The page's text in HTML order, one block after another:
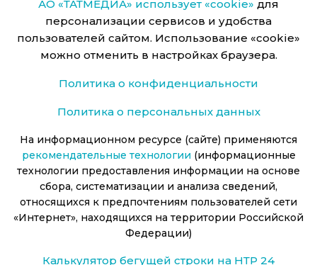
АО «ТАТМЕДИА» использует «cookie» для
персонализации сервисов и удобства
пользователей сайтом. Использование «cookie»
можно отменить в настройках браузера.
Политика о конфиденциальности
Политика о персональных данных
На информационном ресурсе (сайте) применяются
рекомендательные технологии (информационные
технологии предоставления информации на основе
сбора, систематизации и анализа сведений,
относящихся к предпочтениям пользователей сети
«Интернет», находящихся на территории Российской
Федерации)
Калькулятор бегущей строки на НТР 24